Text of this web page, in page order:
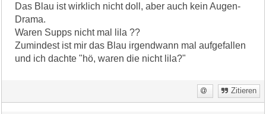
Das Blau ist wirklich nicht doll, aber auch kein Augen-
Drama.
Waren Supps nicht mal lila ??
Zumindest ist mir das Blau irgendwann mal aufgefallen
und ich dachte "hö, waren die nicht lila?"
Zitieren